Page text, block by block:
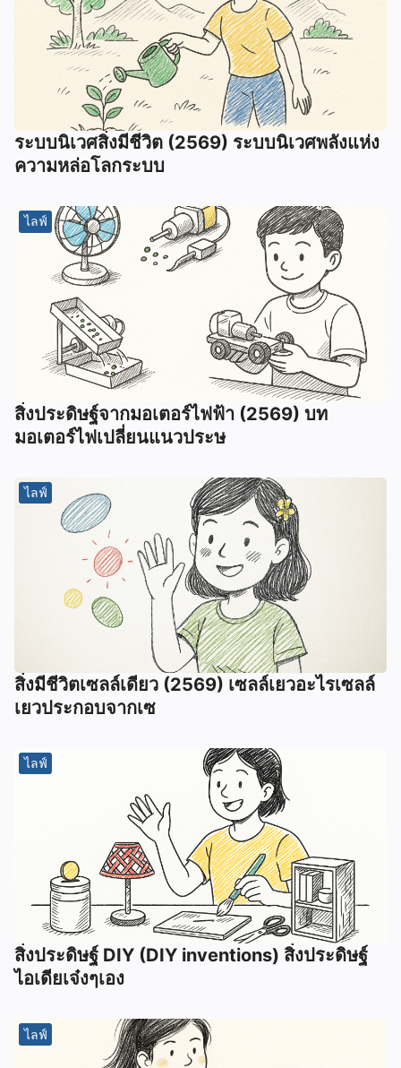
ระบบนิเวศสิ่งมีชีวิต (2569) ระบบนิเวศพลังแห่ง
ความหล่อโลกระบบ
ไลฟ์
สิ่งประดิษฐ์จากมอเตอร์ไฟฟ้า (2569) บท
มอเตอร์ไฟเปลี่ยนแนวประษ
ไลฟ์
สิ่งมีชีวิตเซลล์เดียว (2569) เซลล์เยวอะไรเซลล์
เยวประกอบจากเซ
ไลฟ์
สิ่งประดิษฐ์ DIY (DIY inventions) สิ่งประดิษฐ์
ไอเดียเจ๋งๆเอง
ไลฟ์